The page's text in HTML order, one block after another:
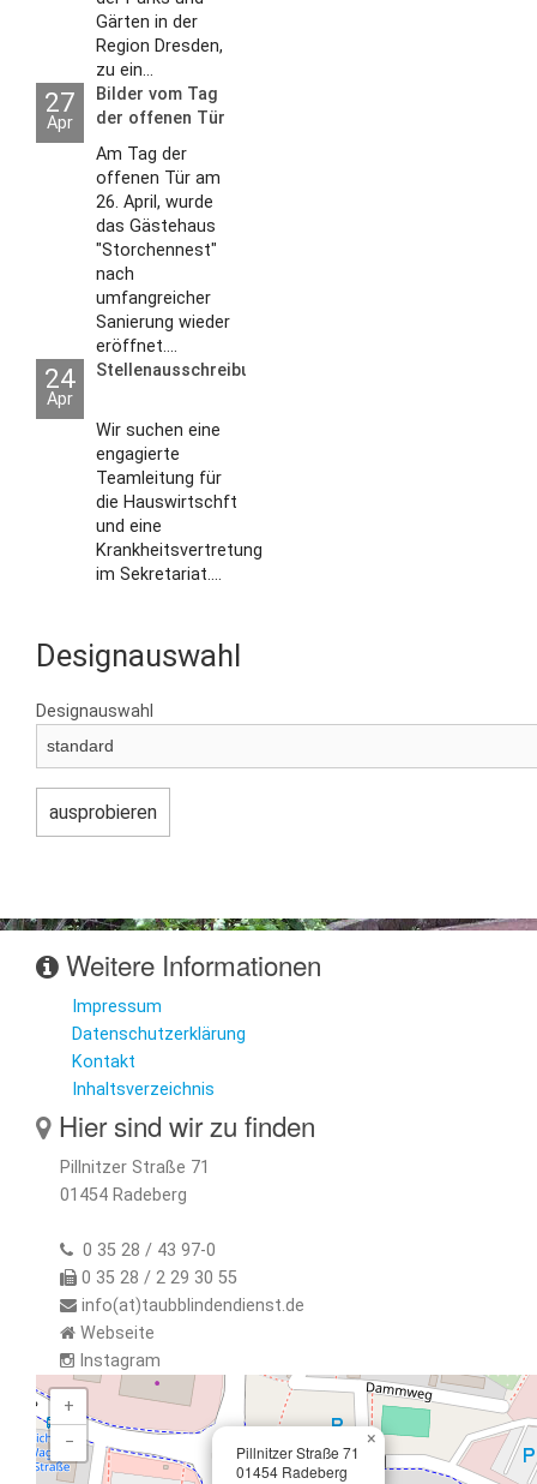
Gärten in der
Region Dresden,
zu ein...
27
Apr
Bilder vom Tag
der offenen Tür
2026
Am Tag der
offenen Tür am
26. April, wurde
das Gästehaus
"Storchennest"
nach
umfangreicher
Sanierung wieder
eröffnet....
24
Apr
Stellenausschreibungen
Wir suchen eine
engagierte
Teamleitung für
die Hauswirtschft
und eine
Krankheitsvertretung
im Sekretariat....
Designauswahl
Designauswahl
Weitere Informationen
Impressum
Datenschutzerklärung
Kontakt
Inhaltsverzeichnis
Hier sind wir zu finden
Pillnitzer Straße 71
01454 Radeberg
0 35 28 / 43 97-0
0 35 28 / 2 29 30 55
info(at)taubblindendienst.de
Webseite
Instagram
Pillnitzer Straße 71
01454 Radeberg
×
+
−